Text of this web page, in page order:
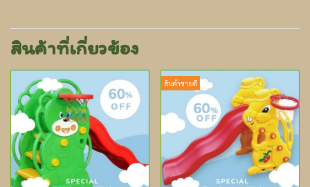
สินค้าที่เกี่ยวข้อง
สินค้าขายดี